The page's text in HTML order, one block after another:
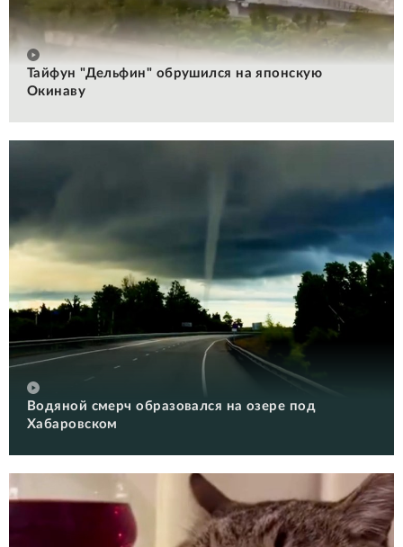
Тайфун "Дельфин" обрушился на японскую
Окинаву
Водяной смерч образовался на озере под
Хабаровском